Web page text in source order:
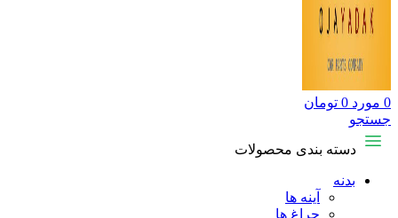
0 مورد 0 تومان
جستجو
دسته بندی محصولات
بدنه
آینه ها
چراغ ها